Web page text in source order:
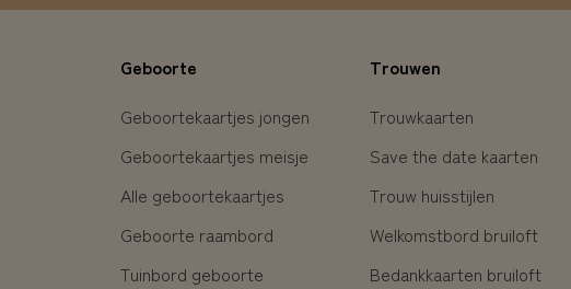
Geboorte
Geboortekaartjes jongen
Geboortekaartjes meisje
Alle geboortekaartjes
Geboorte raambord
Tuinbord geboorte
Trouwen
Trouwkaarten
Save the date kaarten
Trouw huisstijlen
Welkomstbord bruiloft
Bedankkaarten bruiloft